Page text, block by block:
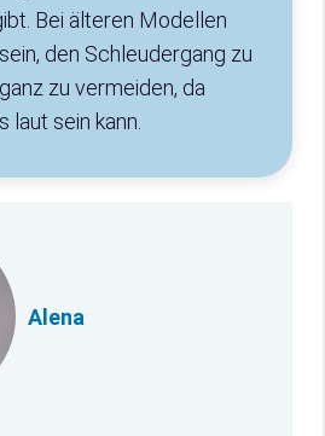
Bei älteren Modellen
den Schleudergang zu
zu vermeiden, da
laut sein kann.
Alena